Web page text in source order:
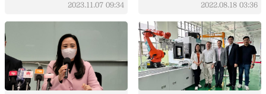
2023.11.07 09:34 2022.08.18 03:36